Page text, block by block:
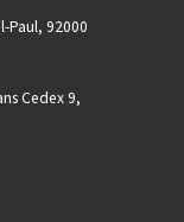
Paul, 92000
Cedex 9,